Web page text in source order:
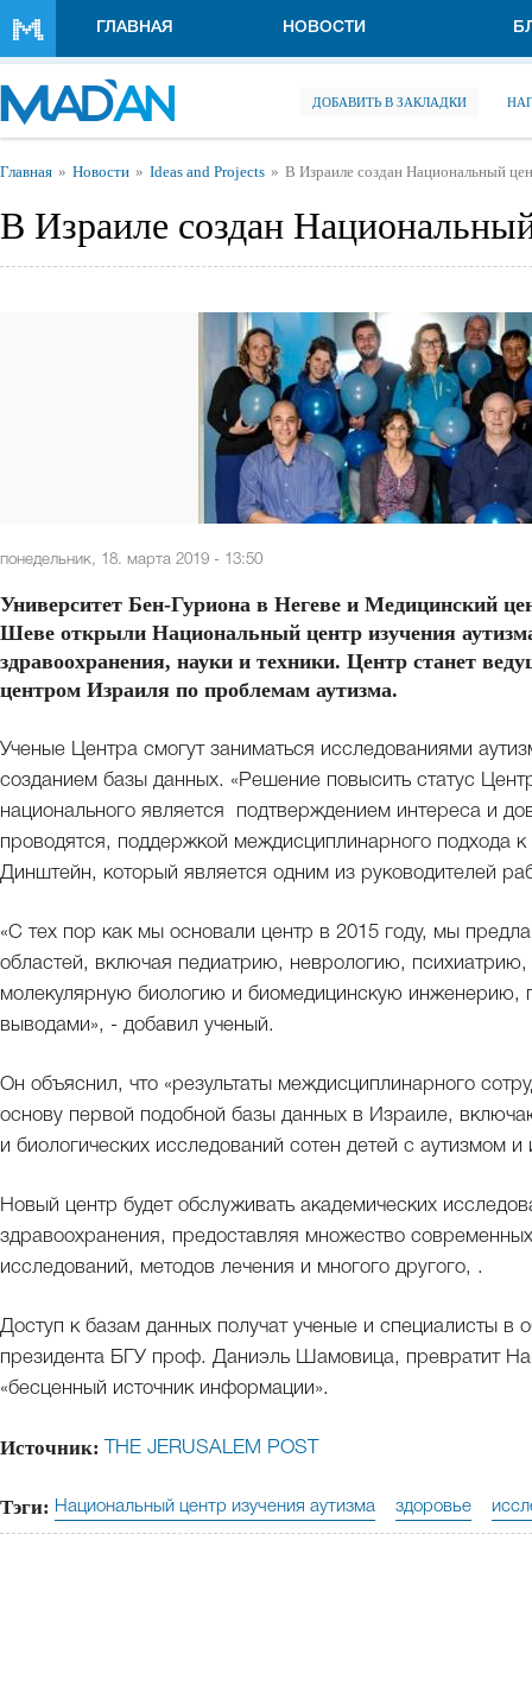
ГЛАВНАЯ НОВОСТИ
ДОБАВИТЬ В ЗАКЛАДКИ
Вы здесь
Главная Новости Ideas and Projects В Израиле создан Национальный
В Израиле создан
понедельник, 18. марта 2019 - 13:50
Университет Бен-Гуриона в Негеве и Медицинский
Шеве открыли Национальный центр изучения
здравоохранения, науки и техники. Центр станет
центром Израиля по проблемам аутизма.
Ученые Центра смогут заниматься исследованиями
созданием базы данных. «Решение повысить статус
национального является подтверждением интереса и
проводятся, поддержкой междисциплинарного подхода
Динштейн, который является одним из руководителей
«С тех пор как мы основали центр в 2015 году, мы
областей, включая педиатрию, неврологию,
молекулярную биологию и биомедицинскую инженерию,
выводами», - добавил ученый.
Он объяснил, что «результаты междисциплинарного
основу первой подобной базы данных в Израиле,
и биологических исследований сотен детей с аутизмом
Новый центр будет обслуживать академических
здравоохранения, предоставляя множество
исследований, методов лечения и многого другого, .
Доступ к базам данных получат ученые и специалисты в
президента БГУ проф. Даниэль Шамовица, превратит
«бесценный источник информации».
Источник: THE JERUSALEM POST
Тэги: Национальный центр изучения аутизма здоровье